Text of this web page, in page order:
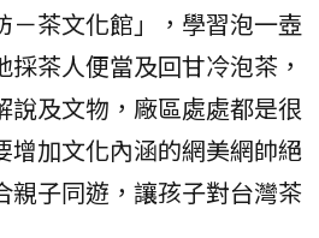
－茶文化館」，學習泡一壺
茶人便當及回甘冷泡茶，
說及文物，廠區處處都是很
增加文化內涵的網美網帥絕
親子同遊，讓孩子對台灣茶